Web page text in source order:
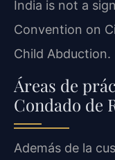
India is not a
Convention on
Child Abduction.
Áreas de
Condado de
Además de la